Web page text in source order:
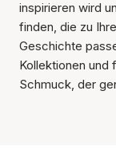
inspirieren wird
finden, die zu
Geschichte
Kollektionen und
Schmuck, der